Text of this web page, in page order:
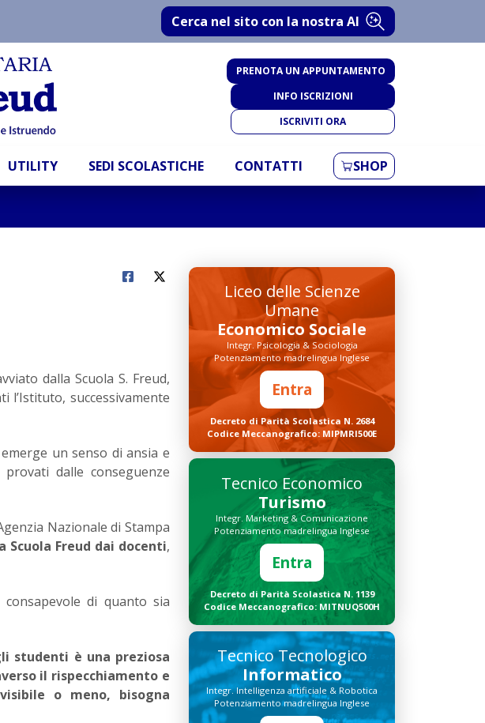
Cerca nel sito con la nostra AI
PRENOTA UN APPUNTAMENTO
INFO ISCRIZIONI
ISCRIVITI ORA
UTILITY SEDI SCOLASTICHE CONTATTI SHOP
dalla Scuola S. Freud,
successivamente
un senso di ansia e
dalle conseguenze
Nazionale di Stampa
Freud dai docenti,
di quanto sia
studenti è una preziosa
il rispecchiamento e
o meno, bisogna
Liceo delle Scienze
Umane
Economico Sociale
Integr. Psicologia & Sociologia
Potenziamento madrelingua Inglese
Entra
Decreto di Parità Scolastica N. 2684
Codice Meccanografico: MIPMRI500E
Tecnico Economico
Turismo
Integr. Marketing & Comunicazione
Potenziamento madrelingua Inglese
Entra
Decreto di Parità Scolastica N. 1139
Codice Meccanografico: MITNUQ500H
Tecnico Tecnologico
Informatico
Integr. Intelligenza artificiale & Robotica
Potenziamento madrelingua Inglese